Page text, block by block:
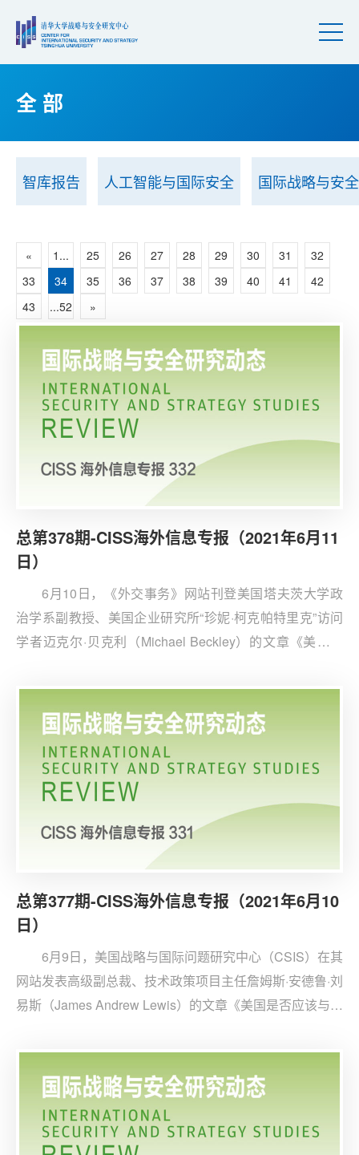
全 部
智库报告 人工智能与国际安全 国际战略与安
« 1... 25 26 27 28 29 30 31
32
33
34 35 36 37 38 39 40 41
42
43
...52 »
总第378期-CISS海外信息专报（2021年6月11
日）
6月10日，《外交事务》网站刊登美国塔夫茨大学政
治学系副教授、美国企业研究所“珍妮·柯克帕特里克”访问
学者迈克尔·贝克利（Michael Beckley）的文章《美国尚
真正的威胁》。文章反驳了“美国正在输掉对华战争”的观
点，认为部分专家夸大了中国军事实力增长所带来的威
胁，实际上美国拥有丰富应对中国崛起的资源，也具有可
行的军事战略应对中国在亚洲地区的军事扩张。
总第377期-CISS海外信息专报（2021年6月10
日）
6月9日，美国战略与国际问题研究中心（CSIS）在其
网站发表高级副总裁、技术政策项目主任詹姆斯·安德鲁·刘
易斯（James Andrew Lewis）的文章《美国是否应该与德
去几年，跨大西洋关系出现裂痕。